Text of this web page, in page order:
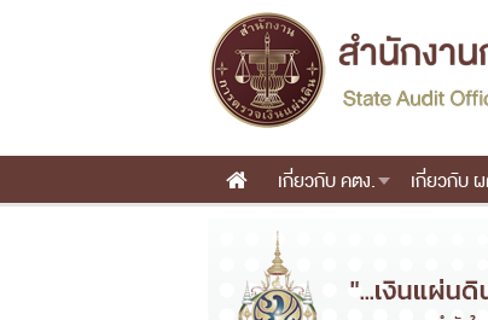
Main menu
เกี่ยวกับ คตง. เกี่ยวกับ